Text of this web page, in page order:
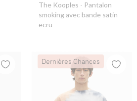
The Kooples - Pantalon
smoking avec bande satin
ecru
Dernières Chances